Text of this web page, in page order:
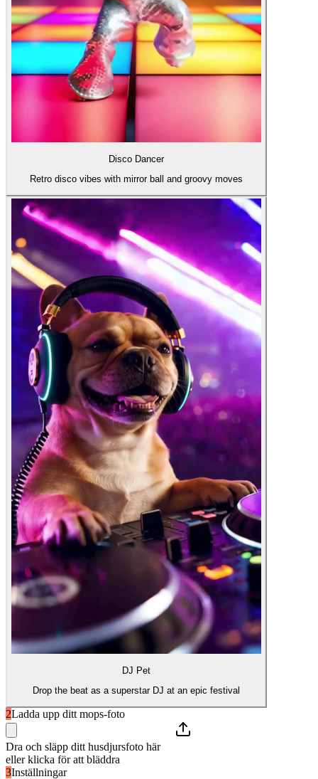
Disco Dancer
Retro disco vibes with mirror ball and groovy moves
DJ Pet
Drop the beat as a superstar DJ at an epic festival
2Ladda upp ditt mops-foto
Dra och släpp ditt husdjursfoto här
eller klicka för att bläddra
3Inställningar